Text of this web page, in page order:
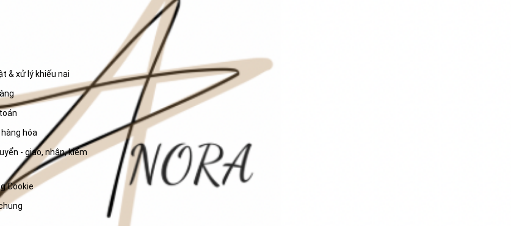
& xử lý khiếu nại
hóa
- giao, nhận, kiểm
Cookie